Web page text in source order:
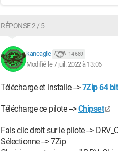
RÉPONSE 2 / 5
kaneagle 14 689
Modifié le 7 juil. 2022 à 13:06
Télécharge et installe -->7Zip 64
Télécharge ce pilote -->Chipset
Fais clic droit sur le pilote -->
Sélectionne --> 7Zip